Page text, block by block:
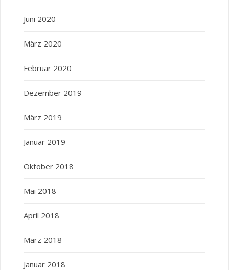
Juni 2020
März 2020
Februar 2020
Dezember 2019
März 2019
Januar 2019
Oktober 2018
Mai 2018
April 2018
März 2018
Januar 2018